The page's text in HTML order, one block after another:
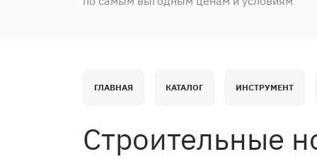
ГЛАВНАЯ КАТАЛОГ ИНСТРУМЕНТ
Строительные